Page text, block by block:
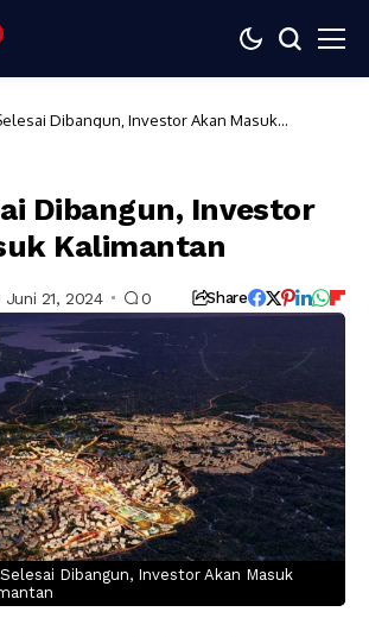
Dibangun, Investor Akan Masuk
Dibangun, Investor
Kalimantan
Juni 21, 2024 0 Share
Dibangun, Investor Akan Masuk